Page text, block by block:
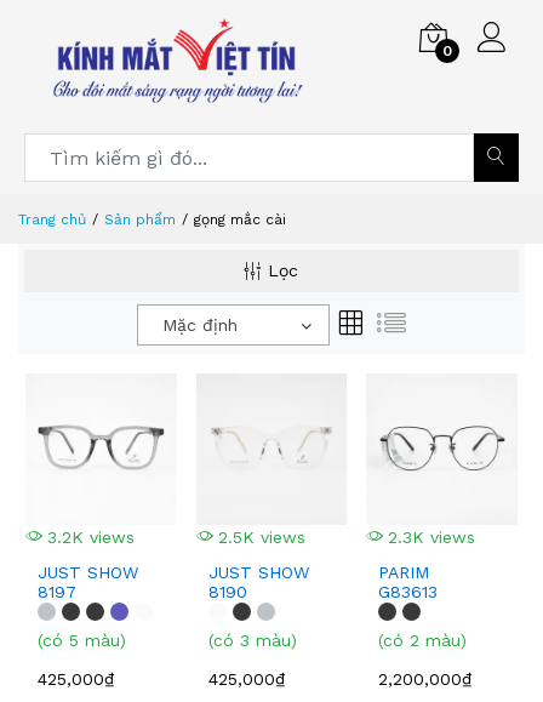
0
Trang chủ Sản phẩm gọng mắc cài
Lọc
Mặc định
3.2K views
JUST SHOW
8197
(có 5 màu)
425,000₫
2.5K views
JUST SHOW
8190
(có 3 màu)
425,000₫
2.3K views
PARIM
G83613
(có 2 màu)
2,200,000₫